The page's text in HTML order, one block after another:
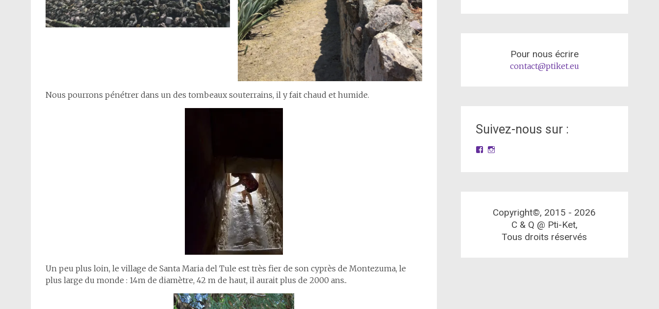
Nous pourrons pénétrer dans un des tombeaux souterrains, il y fait chaud et humide.
Un peu plus loin, le village de Santa Maria del Tule est très fier de son cyprès de Montezuma, le
plus large du monde : 14m de diamètre, 42 m de haut, il aurait plus de 2000 ans..
Pour nous écrire
contact@ptiket.eu
Suivez-nous sur :
Facebook
Instagram
Copyright©, 2015 - 2026
C & Q @ Pti-Ket,
Tous droits réservés